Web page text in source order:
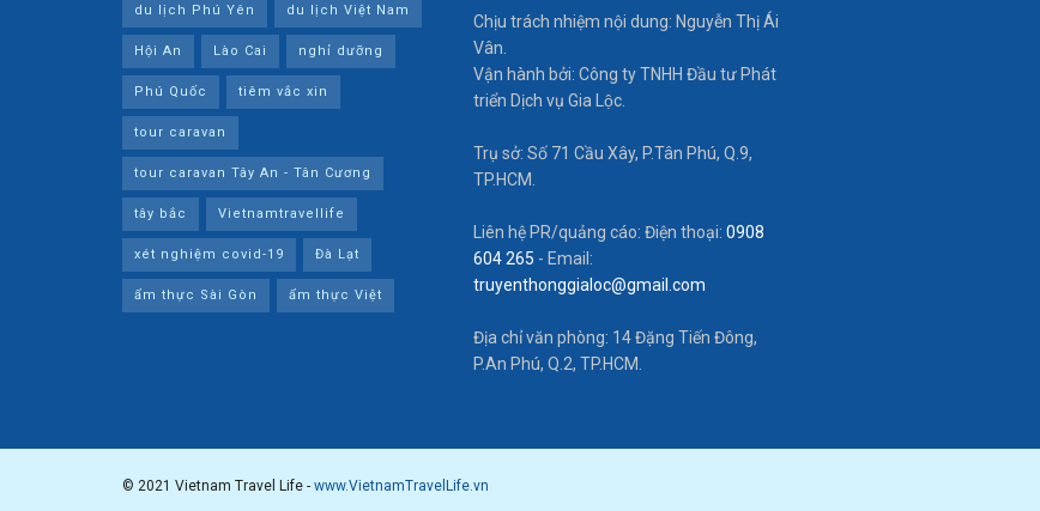
du lịch Phú Yên du lịch Việt Nam
Hội An Lào Cai nghỉ dưỡng
Phú Quốc tiêm vắc xin
tour caravan
tour caravan Tây An - Tân Cương
tây bắc Vietnamtravellife
xét nghiệm covid-19 Đà Lạt
ẩm thực Sài Gòn ẩm thực Việt
Chịu trách nhiệm nội dung: Nguyễn Thị Ái
Vân.
Vận hành bởi: Công ty TNHH Đầu tư Phát
triển Dịch vụ Gia Lộc.
Trụ sở: Số 71 Cầu Xây, P.Tân Phú, Q.9,
TP.HCM.
Liên hệ PR/quảng cáo: Điện thoại: 0908
604 265 - Email:
truyenthonggialoc@gmail.com
Địa chỉ văn phòng: 14 Đặng Tiến Đông,
P.An Phú, Q.2, TP.HCM.
© 2021 Vietnam Travel Life - www.VietnamTravelLife.vn